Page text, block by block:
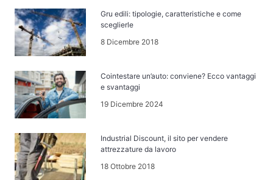
Gru edili: tipologie, caratteristiche e come
sceglierle
8 Dicembre 2018
Cointestare un’auto: conviene? Ecco vantaggi
e svantaggi
19 Dicembre 2024
Industrial Discount, il sito per vendere
attrezzature da lavoro
18 Ottobre 2018